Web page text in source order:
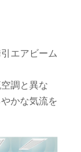
エアビーム
調と異な
かな気流を